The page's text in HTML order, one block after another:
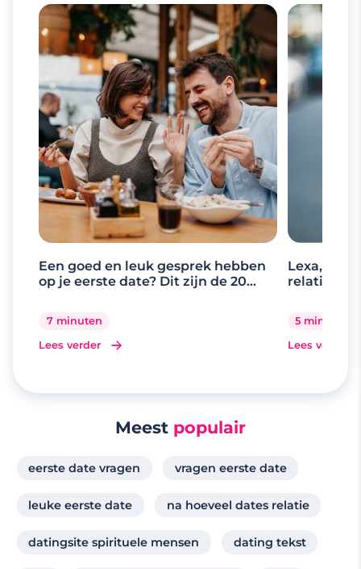
Een goed en leuk gesprek hebben
op je eerste date? Dit zijn de 20
7 minuten
Lees verder
Lexa, de
relaties
5 minuten
Lees verder
Meest populair
eerste date vragen vragen eerste date
leuke eerste date na hoeveel dates relatie
datingsite spirituele mensen dating tekst